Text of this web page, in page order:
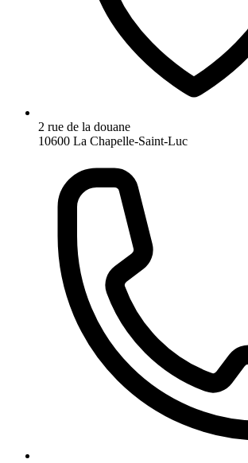
2 rue de la douane
10600 La Chapelle-Saint-Luc